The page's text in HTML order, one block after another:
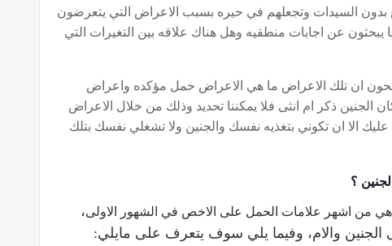
بدون السيدات وتجعلهم في حيره بسبب الاعراض التي يتعرضون
يبحثون عن اجابات منطقيه وهل هناك علاقه بين التغيرات التي
ان تلك الاعراض ما هي الاعراض حمل مؤكده واعراض
ذكر ام انثى فلا يمكننا تحديد وذلك من خلال الاعراض
الا ان تكوني بتغذيه نفسك والجنين ولا تشغلي نفسك بتلك
؟
هي من اشهر علامات الحمل على الاخص في الشهور الاولى،
والام، وفيما يلي سوف يتعرف على مايلي: